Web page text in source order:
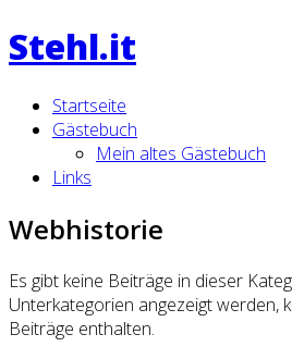
Stehl.it
Startseite
Gästebuch
Mein altes Gästebuch
Links
Webhistorie
Es gibt keine Beiträge in dieser
Unterkategorien angezeigt werden,
Beiträge enthalten.